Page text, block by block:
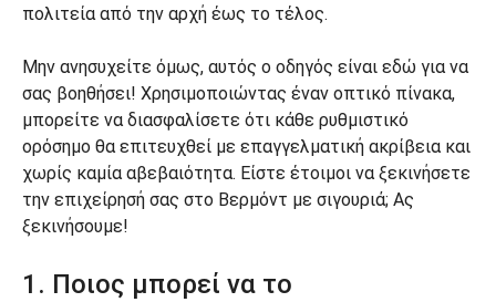
πολιτεία από την αρχή έως το τέλος.
Μην ανησυχείτε όμως, αυτός ο οδηγός είναι εδώ για να
σας βοηθήσει! Χρησιμοποιώντας έναν οπτικό πίνακα,
μπορείτε να διασφαλίσετε ότι κάθε ρυθμιστικό
ορόσημο θα επιτευχθεί με επαγγελματική ακρίβεια και
χωρίς καμία αβεβαιότητα. Είστε έτοιμοι να ξεκινήσετε
την επιχείρησή σας στο Βερμόντ με σιγουριά; Ας
ξεκινήσουμε!
1. Ποιος μπορεί να το